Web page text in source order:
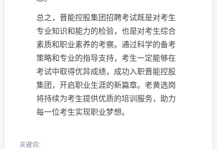
总之，晋能控股集团招聘考试既是对考生
专业知识和能力的检验，也是对考生综合
素质和职业素养的考察。通过科学的备考
策略和专业的指导支持，考生一定能够在
考试中取得优异成绩，成功入职晋能控股
集团，开启职业生涯的新篇章。老黄选岗
将持续为考生提供优质的培训服务，助力
每一位考生实现职业梦想。
关键词：